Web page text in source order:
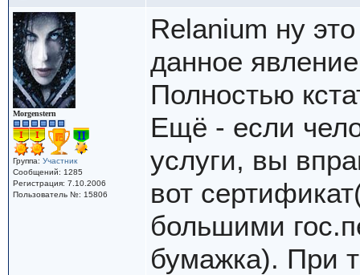
Morgenstern
Группа: Участник
Сообщений: 1285
Регистрация: 7.10.2006
Пользователь №: 15806
Relanium ну
данное
Полностью
Ещё - если
услуги, вы
вот
большими
бумажка). При